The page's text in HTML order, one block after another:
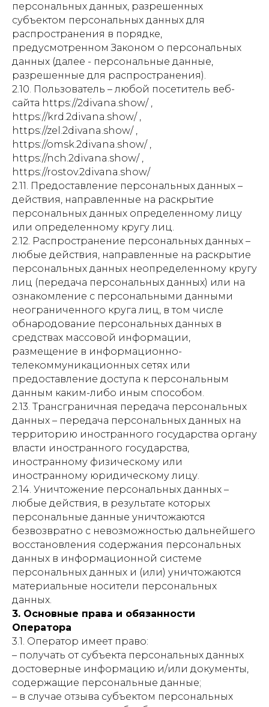
персональных данных, разрешенных
субъектом персональных данных для
распространения в порядке,
предусмотренном Законом о персональных
данных (далее - персональные данные,
разрешенные для распространения).
2.10. Пользователь – любой посетитель веб-
сайта https://2divana.show/ ,
https://krd.2divana.show/ ,
https://zel.2divana.show/ ,
https://omsk.2divana.show/ ,
https://nch.2divana.show/ ,
https://rostov.2divana.show/
2.11. Предоставление персональных данных –
действия, направленные на раскрытие
персональных данных определенному лицу
или определенному кругу лиц.
2.12. Распространение персональных данных –
любые действия, направленные на раскрытие
персональных данных неопределенному кругу
лиц (передача персональных данных) или на
ознакомление с персональными данными
неограниченного круга лиц, в том числе
обнародование персональных данных в
средствах массовой информации,
размещение в информационно-
телекоммуникационных сетях или
предоставление доступа к персональным
данным каким-либо иным способом.
2.13. Трансграничная передача персональных
данных – передача персональных данных на
территорию иностранного государства органу
власти иностранного государства,
иностранному физическому или
иностранному юридическому лицу.
2.14. Уничтожение персональных данных –
любые действия, в результате которых
персональные данные уничтожаются
безвозвратно с невозможностью дальнейшего
восстановления содержания персональных
данных в информационной системе
персональных данных и (или) уничтожаются
материальные носители персональных
данных.
3. Основные права и обязанности
Оператора
3.1. Оператор имеет право:
– получать от субъекта персональных данных
достоверные информацию и/или документы,
содержащие персональные данные;
– в случае отзыва субъектом персональных